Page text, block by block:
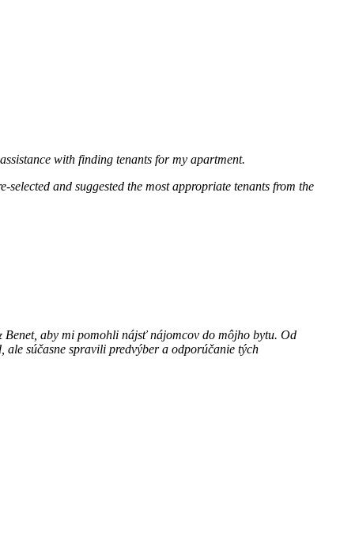
with finding tenants for my apartment.
and suggested the most appropriate tenants from the
aby mi pomohli nájsť nájomcov do môjho bytu. Od
súčasne spravili predvýber a odporúčanie tých